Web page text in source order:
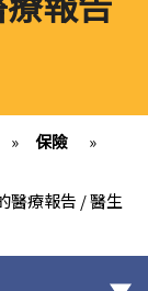
» 保險
»
醫療報告 / 醫生